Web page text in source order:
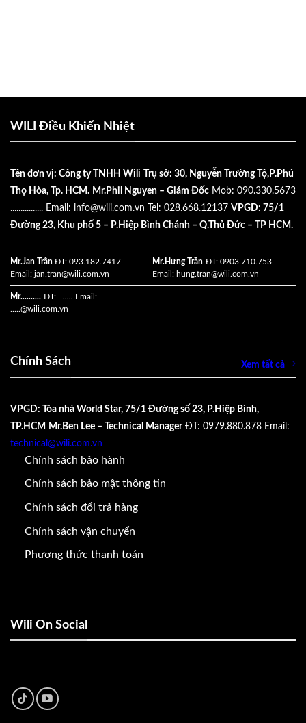
WILI Điều Khiển Nhiệt
Tên đơn vị: Công ty TNHH Wili
Trụ sở: 30, Nguyễn Trường Tộ,P.Phú
Thọ Hòa, Tp. HCM. Mr.Phil Nguyen – Giám Đốc Mob: 090.330.5673
................ Email: info@wili.com.vn Tel: 028.668.12137 VPGD: 75/1
Đường 23, Khu phố 5 – P.Hiệp Bình Chánh – Q.Thủ Đức – TP HCM.
Mr.Jan Trần ĐT: 093.182.7417
Email: jan.tran@wili.com.vn
Mr.Hưng Trần ĐT: 0903.710.753
Email: hung.tran@wili.com.vn
Mr.......... ĐT: ....... Email:
.....@wili.com.vn
Chính Sách Xem tất cả
VPGD: Tòa nhà World Star, 75/1 Đường số 23, P.Hiệp Bình,
TP.HCM Mr.Ben Lee – Technical Manager ĐT: 0979.880.878 Email:
technical@wili.com.vn
Chính sách bảo hành
Chính sách bảo mật thông tin
Chính sách đổi trả hàng
Chính sách vận chuyển
Phương thức thanh toán
Wili On Social